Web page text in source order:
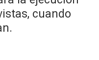
cuando